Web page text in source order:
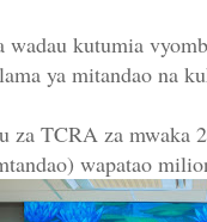
kutumia
ya mitandao na
za TCRA za mwaka
wapatao